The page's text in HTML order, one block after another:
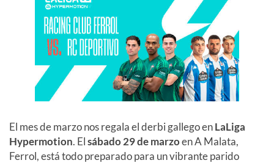
El mes de marzo nos regala el derbi gallego enLaLiga
Hypermotion. Elsábado 29 de marzoen A Malata,
Ferrol, está todo preparado para un vibrante parido